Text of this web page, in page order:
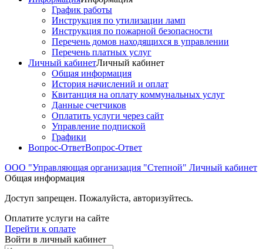
График работы
Инструкция по утилизации ламп
Инструкция по пожарной безопасности
Перечень домов находящихся в управлении
Перечень платных услуг
Личный кабинетЛичный кабинет
Общая информация
История начислений и оплат
Квитанция на оплату коммунальных услуг
Данные счетчиков
Оплатить услуги через сайт
Управление подпиской
Графики
Вопрос-ОтветВопрос-Ответ
ООО "Управляющая организация "Степной" Личный кабинет
Общая информация
Доступ запрещен. Пожалуйста, авторизуйтесь.
Оплатите услуги на сайте
Перейти к оплате
Войти в личный кабинет